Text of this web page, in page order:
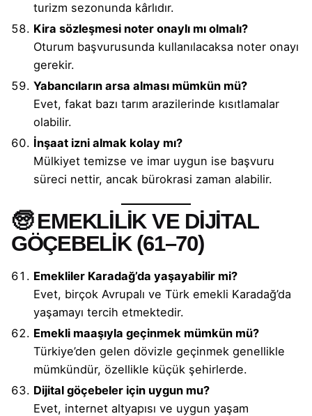
turizm sezonunda kârlıdır.
Kira sözleşmesi noter onaylı mı olmalı?
Oturum başvurusunda kullanılacaksa noter onayı
gerekir.
Yabancıların arsa alması mümkün mü?
Evet, fakat bazı tarım arazilerinde kısıtlamalar
olabilir.
İnşaat izni almak kolay mı?
Mülkiyet temizse ve imar uygun ise başvuru
süreci nettir, ancak bürokrasi zaman alabilir.
🧓 EMEKLİLİK VE DİJİTAL
GÖÇEBELİK (61–70)
Emekliler Karadağ’da yaşayabilir mi?
Evet, birçok Avrupalı ve Türk emekli Karadağ’da
yaşamayı tercih etmektedir.
Emekli maaşıyla geçinmek mümkün mü?
Türkiye’den gelen dövizle geçinmek genellikle
mümkündür, özellikle küçük şehirlerde.
Dijital göçebeler için uygun mu?
Evet, internet altyapısı ve uygun yaşam